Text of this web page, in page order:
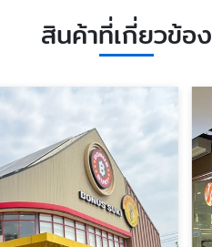
สินค้าที่เกี่ยวข้อง